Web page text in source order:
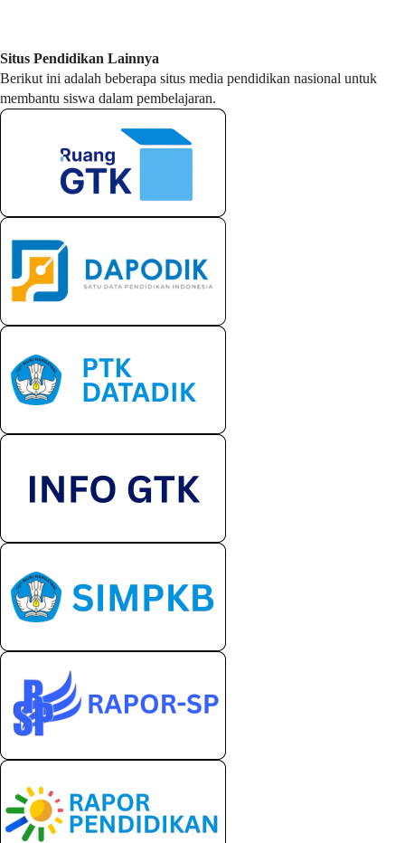
Situs Pendidikan Lainnya
Berikut ini adalah beberapa situs media pendidikan nasional untuk
membantu siswa dalam pembelajaran.